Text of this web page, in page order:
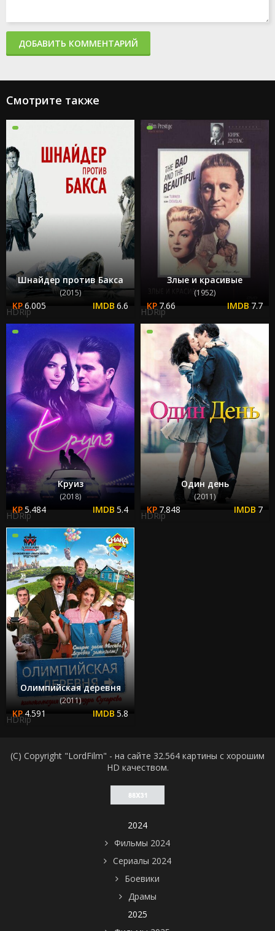
ДОБАВИТЬ КОММЕНТАРИЙ
Смотрите также
Шнайдер против Бакса
(2015)
6.005 6.6
HDRip
Злые и красивые
(1952)
7.66 7.7
HDRip
Круиз
(2018)
5.484 5.4
HDRip
Один день
(2011)
7.848 7
HDRip
Олимпийская деревня
(2011)
4.591 5.8
HDRip
(C) Copyright "LordFilm" - на сайте 32.564 картины с хорошим
HD качеством.
2024
Фильмы 2024
Сериалы 2024
Боевики
Драмы
2025